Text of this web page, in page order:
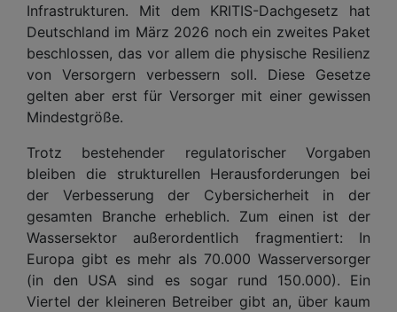
Infrastrukturen. Mit dem KRITIS-Dachgesetz hat
Deutschland im März 2026 noch ein zweites Paket
beschlossen, das vor allem die physische Resilienz
von Versorgern verbessern soll. Diese Gesetze
gelten aber erst für Versorger mit einer gewissen
Mindestgröße.
Trotz bestehender regulatorischer Vorgaben
bleiben die strukturellen Herausforderungen bei
der Verbesserung der Cybersicherheit in der
gesamten Branche erheblich. Zum einen ist der
Wassersektor außerordentlich fragmentiert: In
Europa gibt es mehr als 70.000 Wasserversorger
(in den USA sind es sogar rund 150.000). Ein
Viertel der kleineren Betreiber gibt an, über kaum